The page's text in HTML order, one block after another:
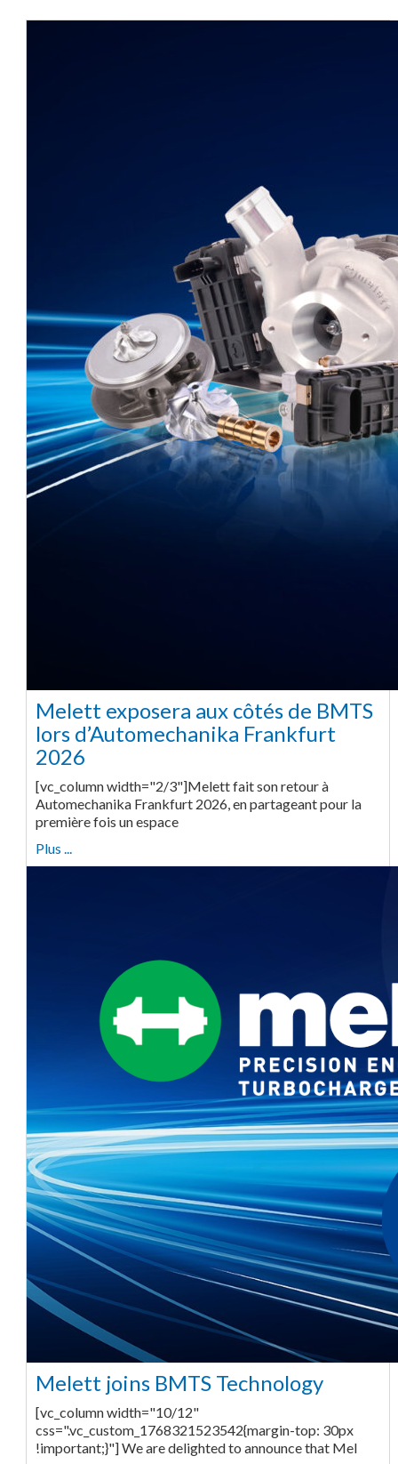
Melett exposera aux côtés de BMTS
lors d’Automechanika Frankfurt
2026
[vc_column width="2/3"]Melett fait son retour à
Automechanika Frankfurt 2026, en partageant pour la
première fois un espace
Plus ...
Melett joins BMTS Technology
[vc_column width="10/12"
css=".vc_custom_1768321523542{margin-top: 30px
!important;}"] We are delighted to announce that Mel